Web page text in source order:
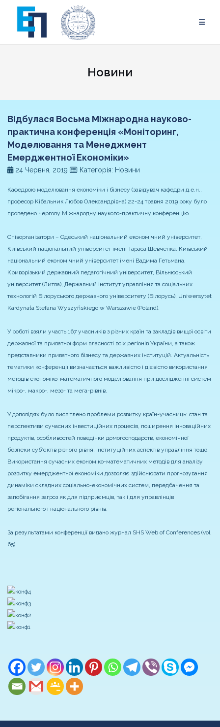
content
Новини
Відбулася Восьма Міжнародна науково-
практична конференція «Моніторинг,
Моделювання та Менеджмент
Емерджентної Економіки»
24 Червня, 2019 Категорія: Новини
Кафедрою моделювання економіки і бізнесу (завідувач кафедри д.е.н.,
професор Кібальник Любов Олександрівна) 22-24 травня 2019 року було
проведено чергову Міжнародну науково-практичну конференцію.
Співорганізатори – Одеський національний економічний університет,
Київський національний університет імені Тараса Шевченка, Київський
національний економічний університет імені Вадима Гетьмана,
Криворізький державний педагогічний університет, Вільнюський
університет (Литва), Державний інститут управління та соціальних
технологій Білоруського державного університету (Білорусь), Uniwersytet
Kardynała Stefana Wyszyńskiego w Warszawie (Poland).
У роботі взяли участь 167 учасників з різних країн та закладів вищої освіти
державної та приватної форм власності всіх регіонів України, а також
представники приватного бізнесу та державних інституцій. Актуальність
тематики конференції визначається важливістю і дієвістю використання
методів економіко-математичного моделювання при дослідженні систем
мікро-, макро-, мезо- та мега-рівнів.
У доповідях було висвітлено проблеми розвитку країн-учасниць: стан та
перспективи сучасних інвестиційних процесів, поширення інноваційних
продуктів, особливостей поведінки домогосподарств, економічної
безпеки суб’єктів різного рівня, інституційних аспектів управління тощо.
Використання сучасних економіко-математичних методів для аналізу
розвитку емерджентної економіки дозволяє здійснювати прогнозування
динаміки складних соціально-економічних систем, передбачення та
запобігання загроз як для підприємців, так і для управлінців
регіонального і національного рівнів.
За результатами конференції видано журнал SHS Web of Conferences (vol.
65).